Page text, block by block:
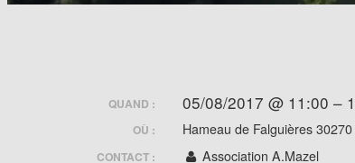
QUAND : 05/08/2017 @ 11:00 –
OÙ : Hameau de Falguières
CONTACT :
Association A.Mazel